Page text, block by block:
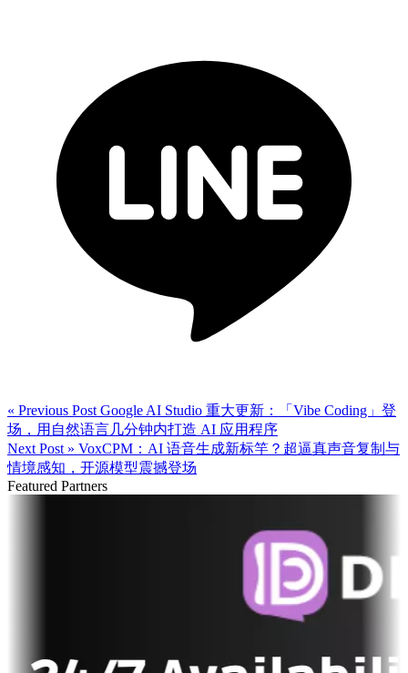
« Previous Post Google AI Studio 重大更新：「Vibe Coding」登
场，用自然语言几分钟内打造 AI 应用程序
Next Post » VoxCPM：AI 语音生成新标竿？超逼真声音复制与
情境感知，开源模型震撼登场
Featured Partners